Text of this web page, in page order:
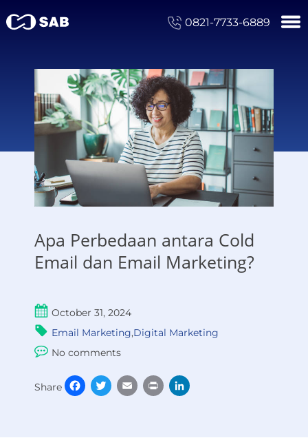
0821-7733-6889
Apa Perbedaan antara Cold
Email dan Email Marketing?
October 31, 2024
Email Marketing,Digital Marketing
No comments
Share Facebook
TwitterEmail Print